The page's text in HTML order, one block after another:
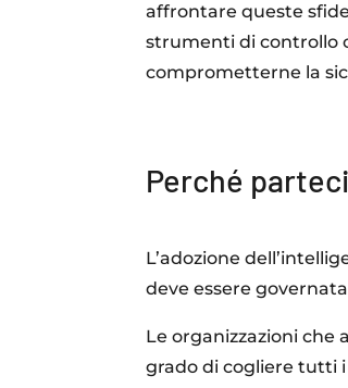
affrontare queste
strumenti di controllo
comprometterne la
Perché
L’adozione
deve essere
Le organizzazioni che
grado di cogliere tutti